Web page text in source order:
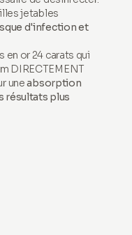
jetables
d'infection et
en or 24 carats qui
DIRECTEMENT
uneabsorption
résultats plus